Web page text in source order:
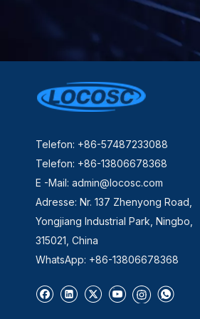
Telefon: +86-57487233088
Telefon: +86-13806678368
E -Mail: admin@locosc.com
Adresse: Nr. 137 Zhenyong Road,
Yongjiang Industrial Park, Ningbo,
315021, China
WhatsApp: +86-13806678368